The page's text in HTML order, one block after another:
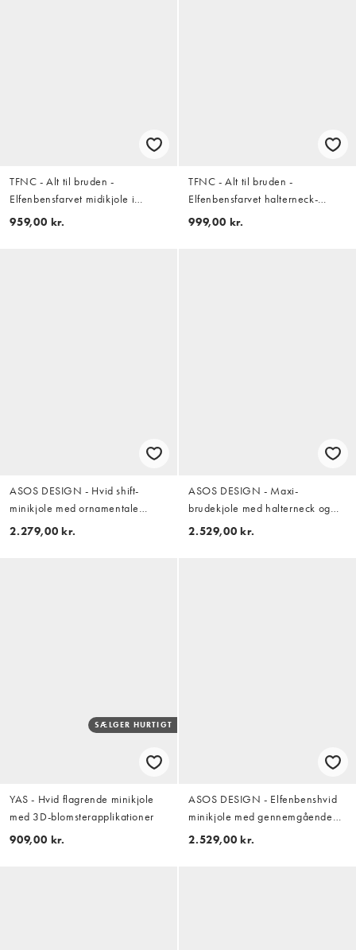
TFNC - Alt til bruden -
Elfenbensfarvet midikjole i
bomuld med bådudskæring og
959,00 kr.
TFNC - Alt til bruden -
Elfenbensfarvet halterneck-
maxikjole i blondestof med sløjfe
999,00 kr.
ASOS DESIGN - Hvid shift-
minikjole med ornamentale
paillet-udsmykninger og
2.279,00 kr.
ASOS DESIGN - Maxi-
brudekjole med halterneck og
blomsterudsmykning og
2.529,00 kr.
SÆLGER HURTIGT
YAS - Hvid flagrende minikjole
med 3D-blomsterapplikationer
909,00 kr.
ASOS DESIGN - Elfenbenshvid
minikjole med gennemgående
perleudsmykning
2.529,00 kr.